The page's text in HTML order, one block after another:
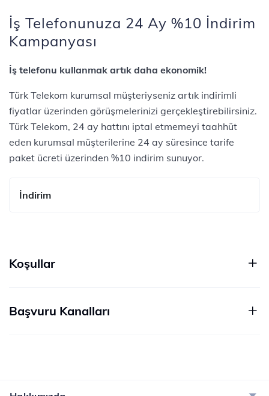
İş Telefonunuza 24 Ay %10 İndirim
Kampanyası
İş telefonu kullanmak artık daha ekonomik!
Türk Telekom kurumsal müşteriyseniz artık indirimli
fiyatlar üzerinden görüşmelerinizi gerçekleştirebilirsiniz.
Türk Telekom, 24 ay hattını iptal etmemeyi taahhüt
eden kurumsal müşterilerine 24 ay süresince tarife
paket ücreti üzerinden %10 indirim sunuyor.
İndirim
Koşullar
Başvuru Kanalları